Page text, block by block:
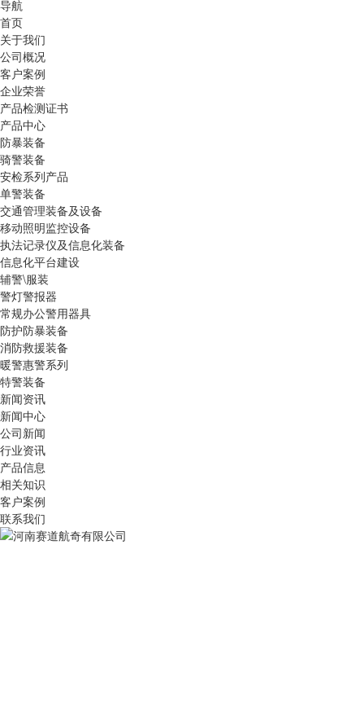
导航
首页
关于我们
公司概况
客户案例
企业荣誉
产品检测证书
产品中心
防暴装备
骑警装备
安检系列产品
单警装备
交通管理装备及设备
移动照明监控设备
执法记录仪及信息化装备
信息化平台建设
辅警\服装
警灯警报器
常规办公警用器具
防护防暴装备
消防救援装备
暖警惠警系列
特警装备
新闻资讯
新闻中心
公司新闻
行业资讯
产品信息
相关知识
客户案例
联系我们